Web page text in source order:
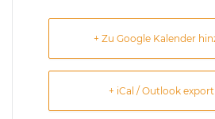
+ Zu Google Kalender
+ iCal / Outlook